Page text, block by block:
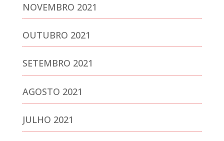
NOVEMBRO 2021
OUTUBRO 2021
SETEMBRO 2021
AGOSTO 2021
JULHO 2021